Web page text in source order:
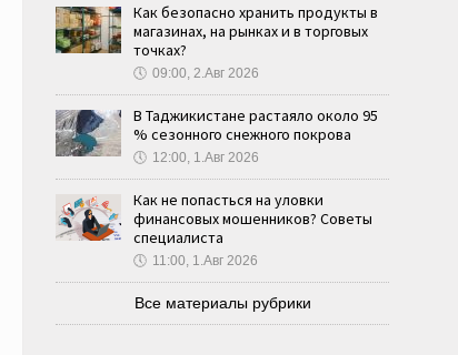
Как безопасно хранить продукты в
магазинах, на рынках и в торговых
точках?
🕔 09:00, 2.Авг 2026
В Таджикистане растаяло около 95
% сезонного снежного покрова
🕔 12:00, 1.Авг 2026
Как не попасться на уловки
финансовых мошенников? Советы
специалиста
🕔 11:00, 1.Авг 2026
Все материалы рубрики